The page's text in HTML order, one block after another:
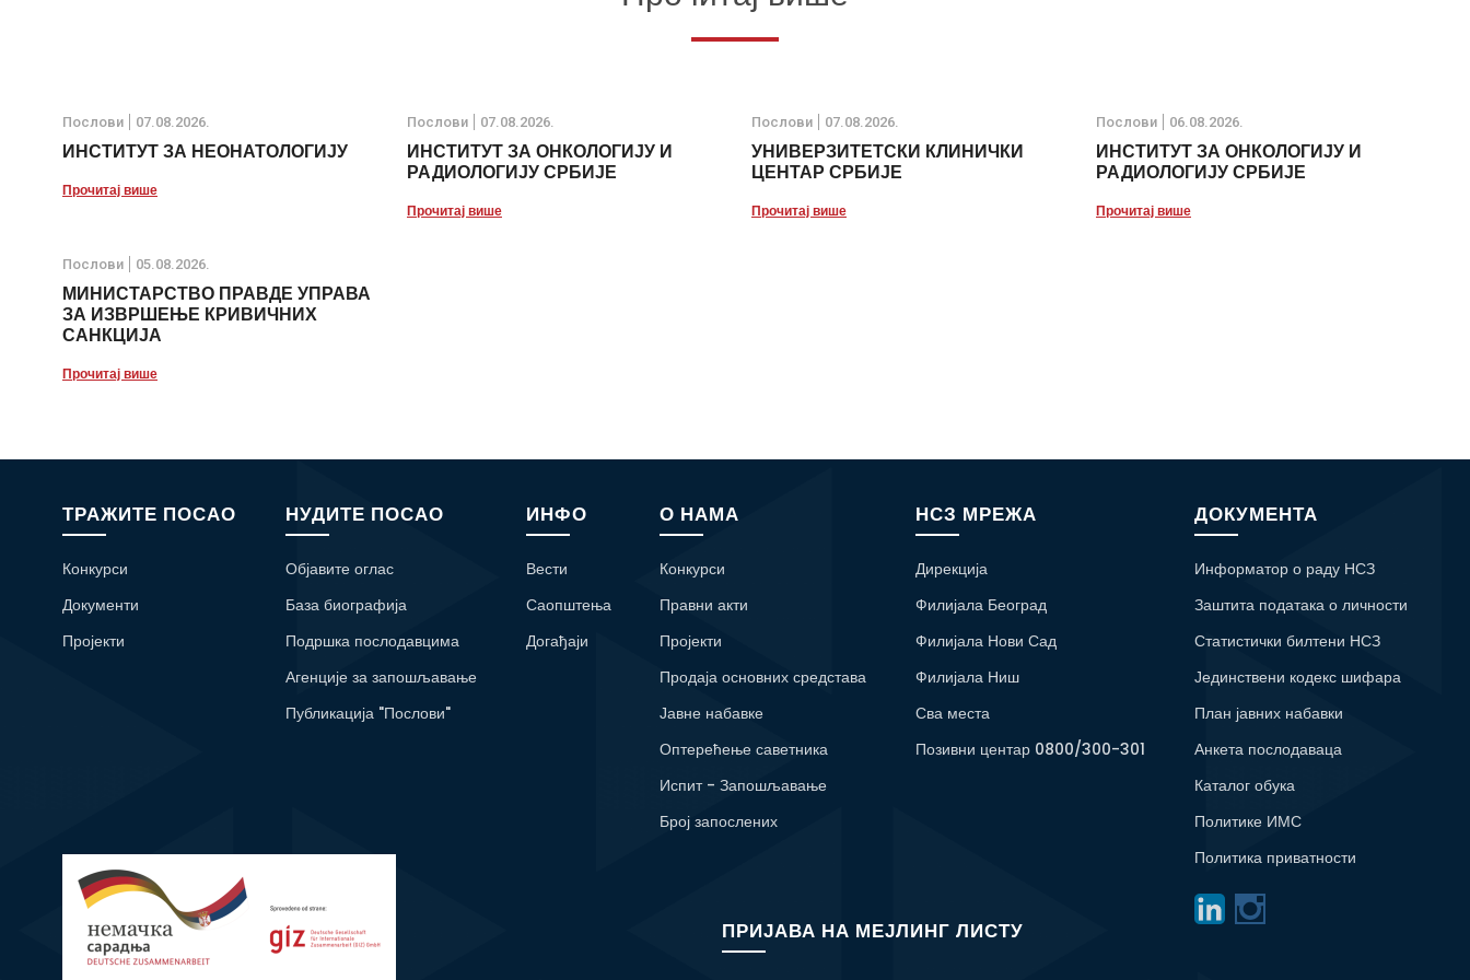
Послови 07.08.2026.
ИНСТИТУТ ЗА НЕОНАТОЛОГИЈУ
Прочитај више
Послови 07.08.2026.
ИНСТИТУТ ЗА ОНКОЛОГИЈУ И
РАДИОЛОГИЈУ СРБИЈЕ
Прочитај више
Послови 07.08.2026.
УНИВЕРЗИТЕТСКИ КЛИНИЧКИ
ЦЕНТАР СРБИЈЕ
Прочитај више
Послови 06.08.2026.
ИНСТИТУТ ЗА ОНКОЛОГИЈУ И
РАДИОЛОГИЈУ СРБИЈЕ
Прочитај више
Послови 05.08.2026.
МИНИСТАРСТВО ПРАВДЕ УПРАВА
ЗА ИЗВРШЕЊЕ КРИВИЧНИХ
САНКЦИЈА
Прочитај више
ТРАЖИТЕ ПОСАО
Конкурси
Документи
Пројекти
НУДИТЕ ПОСАО
Објавите оглас
База биографија
Подршка послодавцима
Агенције за запошљавање
Публикација "Послови"
ИНФО
Вести
Саопштења
Догађаји
О НАМА
Конкурси
Правни акти
Пројекти
Продаја основних средстава
Јавне набавке
Оптерећење саветника
Испит - Запошљавање
Број запослених
НСЗ МРЕЖА
Дирекција
Филијала Београд
Филијала Нови Сад
Филијала Ниш
Сва места
Позивни центар 0800/300-301
ДОКУМЕНТА
Информатор о раду НСЗ
Заштита података о личности
Статистички билтени НСЗ
Јединствени кодекс шифара
План јавних набавки
Анкета послодаваца
Каталог обука
Политике ИМС
Политика приватности
ПРИЈАВА НА МЕЈЛИНГ ЛИСТУ